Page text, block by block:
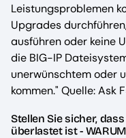
Leistungsproblemen
Upgrades
ausführen oder keine
die BIG-IP
unerwünschtem oder
kommen." Quelle: Ask
Stellen Sie sicher,
überlastet ist -